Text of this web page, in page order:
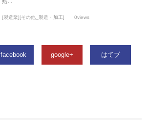
[製造業][その他_製造・加工] 0views
facebook google+ はてブ